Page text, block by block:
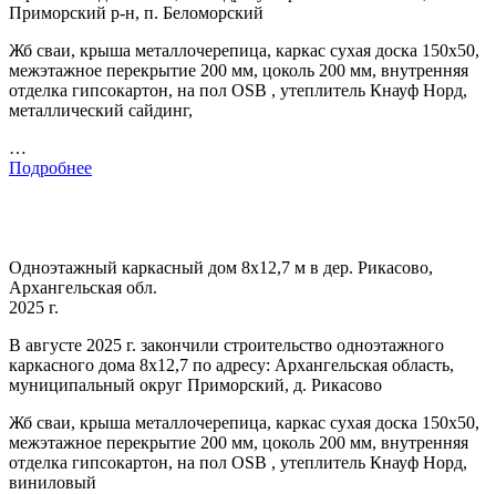
Приморский р-н, п. Беломорский
Жб сваи, крыша металлочерепица, каркас сухая доска 150х50,
межэтажное перекрытие 200 мм, цоколь 200 мм, внутренняя
отделка гипсокартон, на пол OSB , утеплитель Кнауф Норд,
металлический сайдинг,
…
Подробнее
Одноэтажный каркасный дом 8х12,7 м в дер. Рикасово,
Архангельская обл.
2025 г.
В августе 2025 г. закончили строительство одноэтажного
каркасного дома 8х12,7 по адресу: Архангельская область,
муниципальный округ Приморский, д. Рикасово
Жб сваи, крыша металлочерепица, каркас сухая доска 150х50,
межэтажное перекрытие 200 мм, цоколь 200 мм, внутренняя
отделка гипсокартон, на пол OSB , утеплитель Кнауф Норд,
виниловый